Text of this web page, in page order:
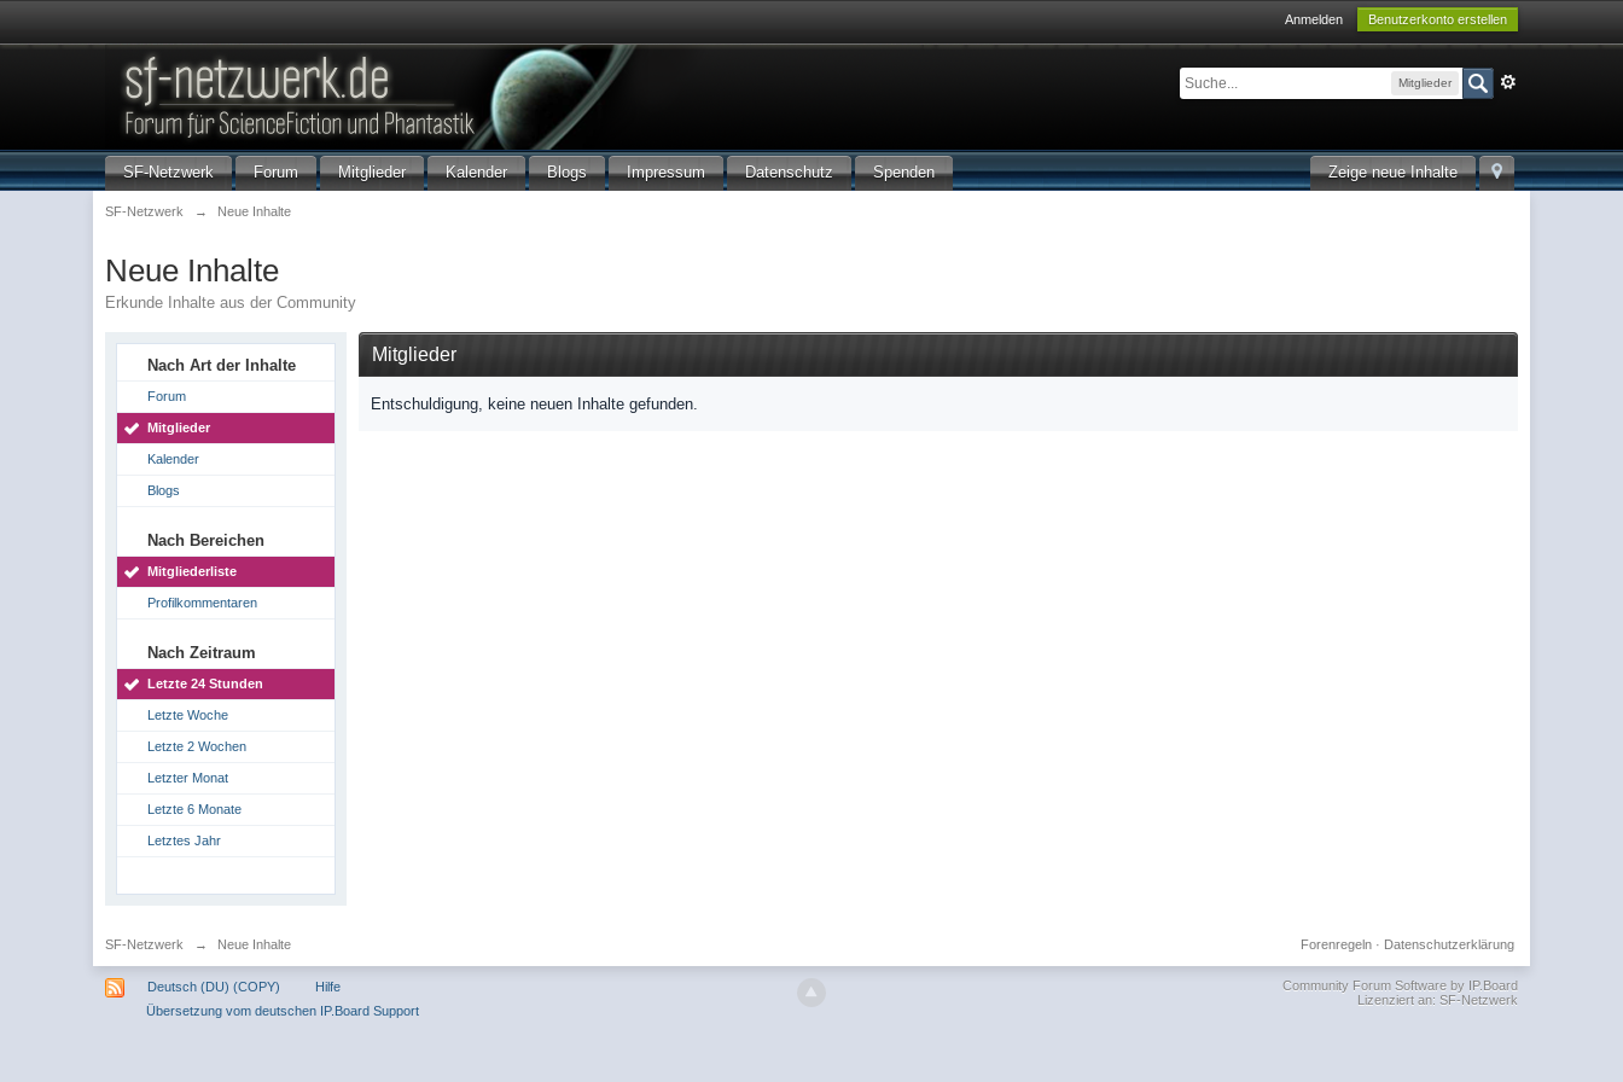
Anmelden Benutzerkonto erstellen
Mitglieder
Zeige neue Inhalte
SF-Netzwerk Forum Mitglieder Kalender Blogs Impressum Datenschutz Spenden
SF-Netzwerk → Neue Inhalte
Neue Inhalte
Erkunde Inhalte aus der Community
Nach Art der Inhalte
Forum
Mitglieder
Kalender
Blogs
Nach Bereichen
Mitgliederliste
Profilkommentaren
Nach Zeitraum
Letzte 24 Stunden
Letzte Woche
Letzte 2 Wochen
Letzter Monat
Letzte 6 Monate
Letztes Jahr
Mitglieder
Entschuldigung, keine neuen Inhalte gefunden.
SF-Netzwerk → Neue Inhalte Datenschutzerklärung
Forenregeln·
Deutsch (DU) (COPY)
Hilfe
Übersetzung vom deutschen IP.Board Support
Community Forum Software by IP.Board
Lizenziert an: SF-Netzwerk